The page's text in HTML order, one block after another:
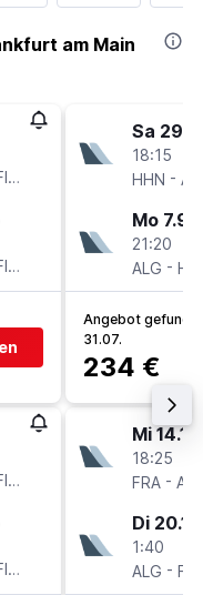
am Main
Sa 29.8.
18:15
HHN -
Mo 7.9.
21:20
ALG -
Angebot
31.07.
234 €
Mi 14.10.
18:25
FRA -
Di
1:40
ALG -